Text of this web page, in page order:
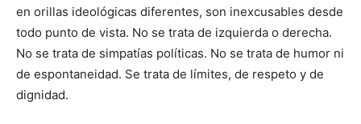
en orillas ideológicas diferentes, son inexcusables desde
todo punto de vista. No se trata de izquierda o derecha.
No se trata de simpatías políticas. No se trata de humor ni
de espontaneidad. Se trata de límites, de respeto y de
dignidad.